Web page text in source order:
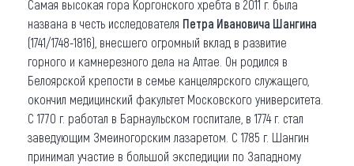
Самая высокая гора Коргонского хребта в 2011 г. была
названа в честь исследователя Петра Ивановича Шангина
(1741/1748-1816), внесшего огромный вклад в развитие
горного и камнерезного дела на Алтае. Он родился в
Белоярской крепости в семье канцелярского служащего,
окончил медицинский факультет Московского университета.
С 1770 г. работал в Барнаульском госпитале, в 1774 г. стал
заведующим Змеиногорским лазаретом. С 1785 г. Шангин
принимал участие в большой экспедиции по Западному